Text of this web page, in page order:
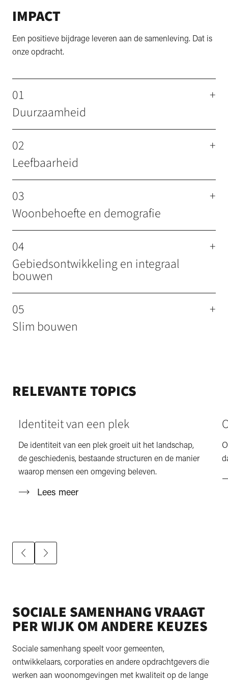
IMPACT
Een positieve bijdrage leveren aan de samenleving. Dat is
onze opdracht.
01
+
Duurzaamheid
02
+
Leefbaarheid
03
+
Woonbehoefte en demografie
04
+
Gebiedsontwikkeling en integraal
bouwen
05
+
Slim bouwen
RELEVANTE TOPICS
Identiteit van een plek
De identiteit van een plek groeit uit het landschap,
de geschiedenis, bestaande structuren en de manier
waarop mensen een omgeving beleven.
Lees meer
SOCIALE SAMENHANG VRAAGT
PER WIJK OM ANDERE KEUZES
Sociale samenhang speelt voor gemeenten,
ontwikkelaars, corporaties en andere opdrachtgevers die
werken aan woonomgevingen met kwaliteit op de lange